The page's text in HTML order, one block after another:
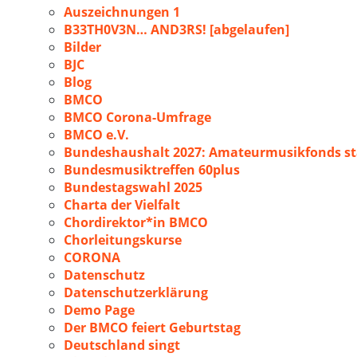
Auszeichnungen 1
B33TH0V3N… AND3RS! [abgelaufen]
Bilder
BJC
Blog
BMCO
BMCO Corona-Umfrage
BMCO e.V.
Bundeshaushalt 2027: Amateurmusikfonds
Bundesmusiktreffen 60plus
Bundestagswahl 2025
Charta der Vielfalt
Chordirektor*in BMCO
Chorleitungskurse
CORONA
Datenschutz
Datenschutzerklärung
Demo Page
Der BMCO feiert Geburtstag
Deutschland singt